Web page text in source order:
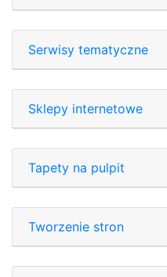
Serwisy tematyczne
Sklepy internetowe
Tapety na pulpit
Tworzenie stron